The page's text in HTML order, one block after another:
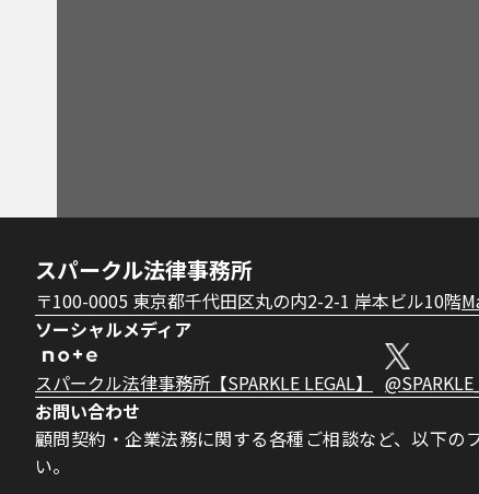
スパークル法律事務所
〒100-0005 東京都千代田区丸の内2-2-1 岸本ビル10階
ソーシャルメディア
スパークル法律事務所【SPARKLE LEGAL】
お問い合わせ
顧問契約・企業法務に関する各種ご相談など、以下の
い。